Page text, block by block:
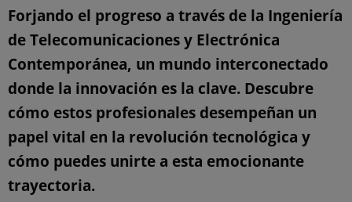
Forjando el progreso a través de la Ingeniería
de Telecomunicaciones y Electrónica
Contemporánea, un mundo interconectado
donde la innovación es la clave. Descubre
cómo estos profesionales desempeñan un
papel vital en la revolución tecnológica y
cómo puedes unirte a esta emocionante
trayectoria.